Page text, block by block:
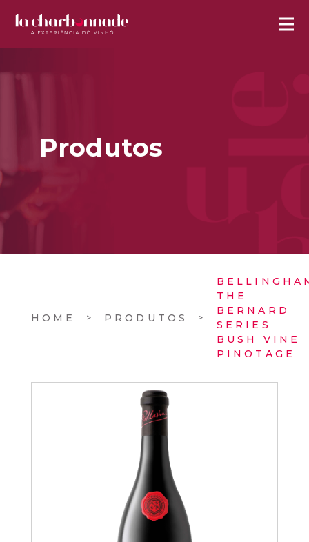
Produtos
HOME PRODUTOS
THE
BERNARD
SERIES
BUSH VINE
PINOTAGE